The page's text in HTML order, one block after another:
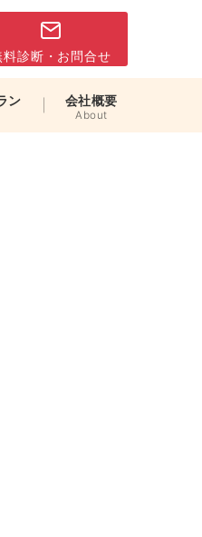
料診断・お問合せ
ン 会社概要
About